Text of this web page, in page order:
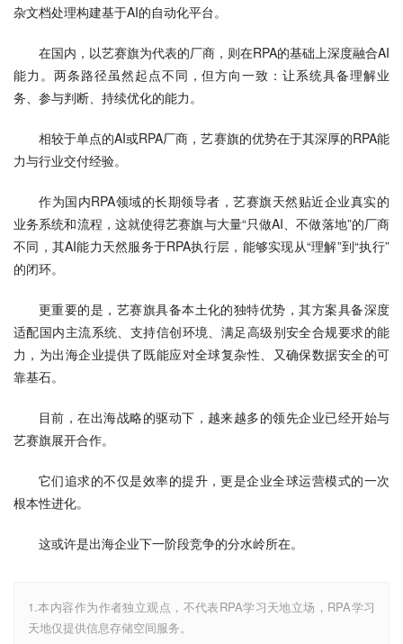
杂文档处理构建基于AI的自动化平台。
在国内，以艺赛旗为代表的厂商，则在RPA的基础上深度融合AI
能力。两条路径虽然起点不同，但方向一致：让系统具备理解业
务、参与判断、持续优化的能力。
相较于单点的AI或RPA厂商，艺赛旗的优势在于其深厚的RPA能
力与行业交付经验。
作为国内RPA领域的长期领导者，艺赛旗天然贴近企业真实的
业务系统和流程，这就使得艺赛旗与大量“只做AI、不做落地”的厂商
不同，其AI能力天然服务于RPA执行层，能够实现从“理解”到“执行”
的闭环。
更重要的是，艺赛旗具备本土化的独特优势，其方案具备深度
适配国内主流系统、支持信创环境、满足高级别安全合规要求的能
力，为出海企业提供了既能应对全球复杂性、又确保数据安全的可
靠基石。
目前，在出海战略的驱动下，越来越多的领先企业已经开始与
艺赛旗展开合作。
它们追求的不仅是效率的提升，更是企业全球运营模式的一次
根本性进化。
这或许是出海企业下一阶段竞争的分水岭所在。
1.本内容作为作者独立观点，不代表RPA学习天地立场，RPA学习
天地仅提供信息存储空间服务。